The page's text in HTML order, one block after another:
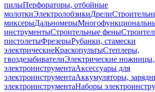
пилыПерфораторы, отбойные
молоткиЭлектролобзикиДрели
миксерыДальномеры
инструментыСтроительные фены
пистолетыФрезерыРубанки, стамески
электрическиеКраскопультыСтеплеры,
гвоздезабивателиЭлектрические ножницы,
электроинструментаАксессуары для
электроинструментаАккумуляторы,
электроинструментаНаборы